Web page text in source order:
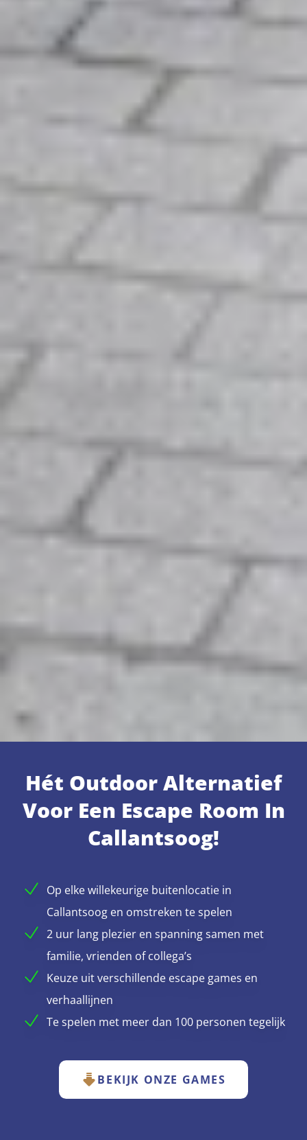
Hét Outdoor Alternatief
Voor Een Escape Room In
Callantsoog!
Op elke willekeurige buitenlocatie in
Callantsoog en omstreken te spelen
2 uur lang plezier en spanning samen met
familie, vrienden of collega’s
Keuze uit verschillende escape games en
verhaallijnen
Te spelen met meer dan 100 personen tegelijk
BEKIJK ONZE GAMES